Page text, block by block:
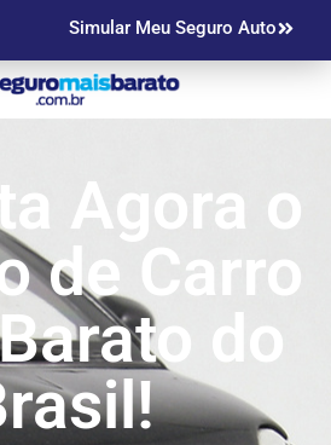
Simular Meu Seguro Auto
Agora o
de Carro
do